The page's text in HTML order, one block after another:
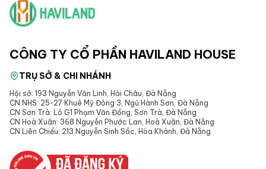
CÔNG TY CỔ PHẦN HAVILAND HOUSE
TRỤ SỞ & CHI NHÁNH
Hội sở: 193 Nguyễn Văn Linh, Hải Châu, Đà Nẵng
CN NHS: 25-27 Khuê Mỹ Đông 3, Ngũ Hành Sơn, Đà Nẵng
CN Sơn Trà: Lô G1 Phạm Văn Đồng, Sơn Trà, Đà Nẵng
CN Hoà Xuân: 368 Nguyễn Phước Lan, Hoà Xuân, Đà Nẵng
CN Liên Chiểu: 213 Nguyễn Sinh Sắc, Hòa Khánh, Đà Nẵng